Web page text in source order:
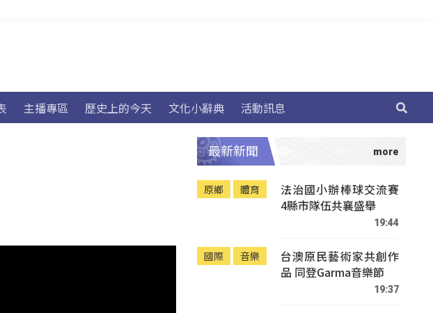
主播專區 歷史上的今天 文化小辭典 活動訊息
最新新聞
原鄉 體育
法治國小辦棒球交流賽
4縣市隊伍共襄盛舉
19:44
國際 音樂
台澳原民藝術家共創作
品 同登Garma音樂節
19:37